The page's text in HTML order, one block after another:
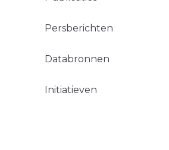
Persberichten
Databronnen
Initiatieven